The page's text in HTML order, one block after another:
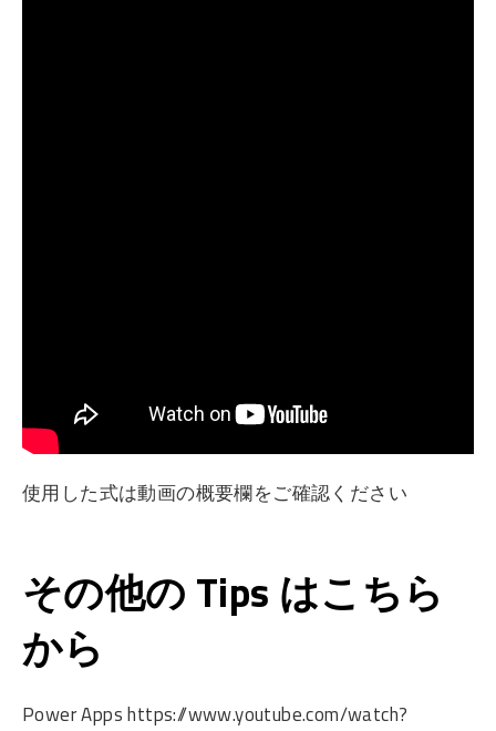
使用した式は動画の概要欄をご確認ください
その他の Tips はこちら
から
Power Apps https://www.youtube.com/watch?